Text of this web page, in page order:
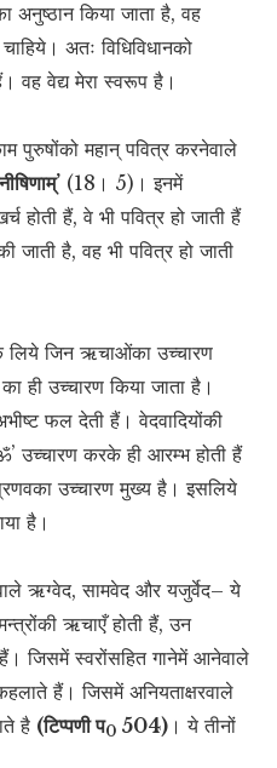
अनुष्ठान किया जाता है, वह
अतः विधिविधानको
वह वेद्य मेरा स्वरूप है।
पुरुषोंको महान् पवित्र करनेवाले
(18। 5)। इनमें
होती हैं, वे भी पवित्र हो जाती हैं
जाती है, वह भी पवित्र हो जाती
लिये जिन ऋचाओंका उच्चारण
ही उच्चारण किया जाता है।
फल देती हैं। वेदवादियोंकी
उच्चारण करके ही आरम्भ होती हैं
उच्चारण मुख्य है। इसलिये
है।
ऋग्वेद, सामवेद और यजुर्वेद– ये
ऋचाएँ होती हैं, उन
जिसमें स्वरोंसहित गानेमें आनेवाले
हैं। जिसमें अनियताक्षरवाले
है (टिप्पणी प0 504) । ये तीनों